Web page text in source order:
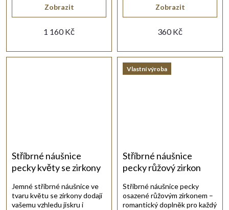
1 160 Kč
Zobrazit
360 Kč
Zobrazit
Stříbrné náušnice
pecky květy se zirkony
Jemné stříbrné náušnice ve
tvaru květu se zirkony dodají
vašemu vzhledu jiskru i
Vlastní výroba
Stříbrné náušnice
pecky růžový zirkon
Stříbrné náušnice pecky
osazené růžovým zirkonem –
romantický doplněk pro každý